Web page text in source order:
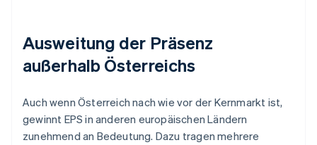
Ausweitung der Präsenz
außerhalb Österreichs
Auch wenn Österreich nach wie vor der Kernmarkt ist,
gewinnt EPS in anderen europäischen Ländern
zunehmend an Bedeutung. Dazu tragen mehrere